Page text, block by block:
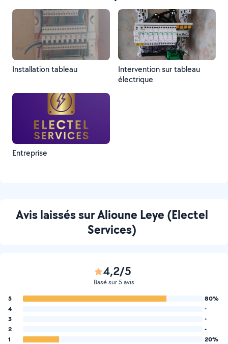
Installation tableau
Intervention sur tableau
électrique
Entreprise
Avis laissés sur Alioune Leye (Electel
Services)
4,2/5
Basé sur 5 avis
5
80%
4
-
3
-
2
-
1
20%